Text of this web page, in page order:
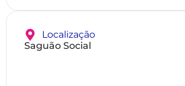
Localização
Saguão Social